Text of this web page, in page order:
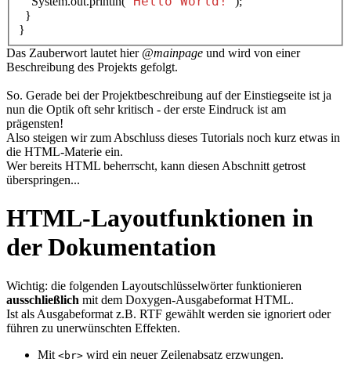
}
}
Das Zauberwort lautet hier @mainpage und wird von einer
Beschreibung des Projekts gefolgt.
So. Gerade bei der Projektbeschreibung auf der Einstiegseite ist ja
nun die Optik oft sehr kritisch - der erste Eindruck ist am
prägensten!
Also steigen wir zum Abschluss dieses Tutorials noch kurz etwas in
die HTML-Materie ein.
Wer bereits HTML beherrscht, kann diesen Abschnitt getrost
überspringen...
HTML-Layoutfunktionen in
der Dokumentation
Wichtig: die folgenden Layoutschlüsselwörter funktionieren
ausschließlich mit dem Doxygen-Ausgabeformat HTML.
Ist als Ausgabeformat z.B. RTF gewählt werden sie ignoriert oder
führen zu unerwünschten Effekten.
Mit <br> wird ein neuer Zeilenabsatz erzwungen.